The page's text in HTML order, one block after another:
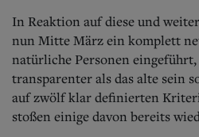
In Reaktion auf diese und
nun Mitte März ein komplett
natürliche Personen
transparenter als das alte sein
auf zwölf klar definierten
stoßen einige davon bereits